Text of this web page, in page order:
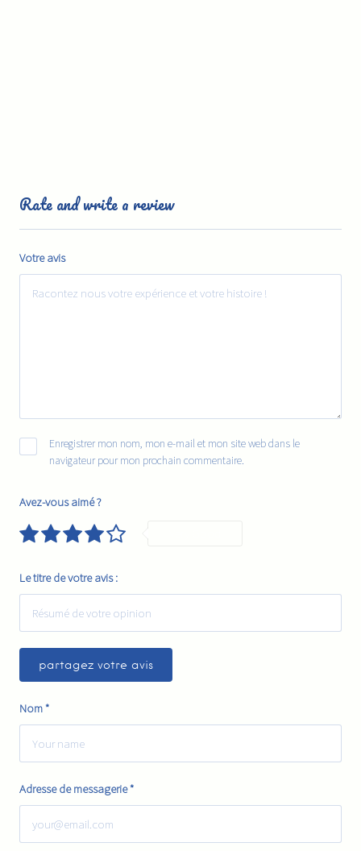
Rate and write a review
Votre avis
Nom*
Adresse de messagerie*
Enregistrer mon nom, mon e-mail et mon site web dans le
navigateur pour mon prochain commentaire.
Avez-vous aimé ?
Le titre de votre avis :